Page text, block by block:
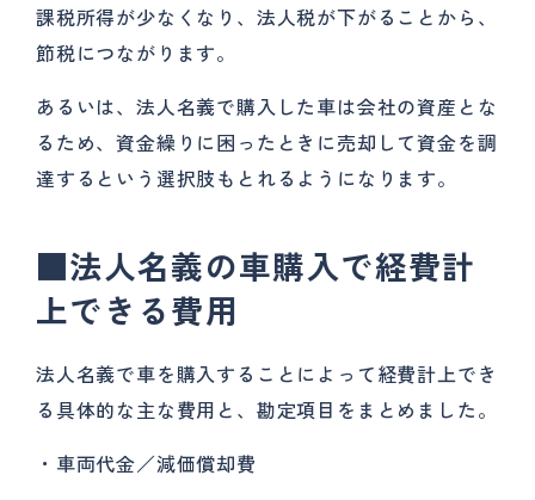
課税所得が少なくなり、法人税が下がることから、
節税につながります。
あるいは、法人名義で購入した車は会社の資産とな
るため、資金繰りに困ったときに売却して資金を調
達するという選択肢もとれるようになります。
■法人名義の車購入で経費計
上できる費用
法人名義で車を購入することによって経費計上でき
る具体的な主な費用と、勘定項目をまとめました。
・車両代金／減価償却費